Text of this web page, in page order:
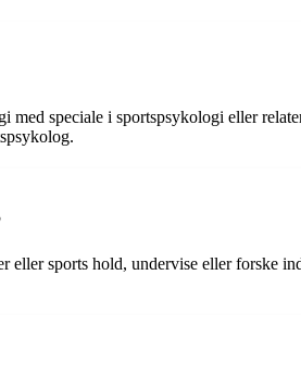
speciale i sportspsykologi eller
sports hold, undervise eller forske